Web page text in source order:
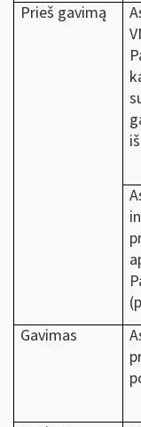
Prieš gavimą
Gavimas